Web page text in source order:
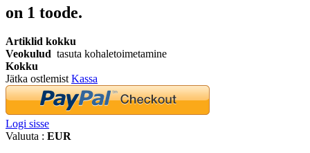
on 1 toode.
Artiklid kokku
Veokulud tasuta kohaletoimetamine
Kokku
Jätka ostlemistKassa
Logi sisse
Valuuta : EUR